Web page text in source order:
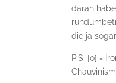
daran
die ja
P.S. [o] =